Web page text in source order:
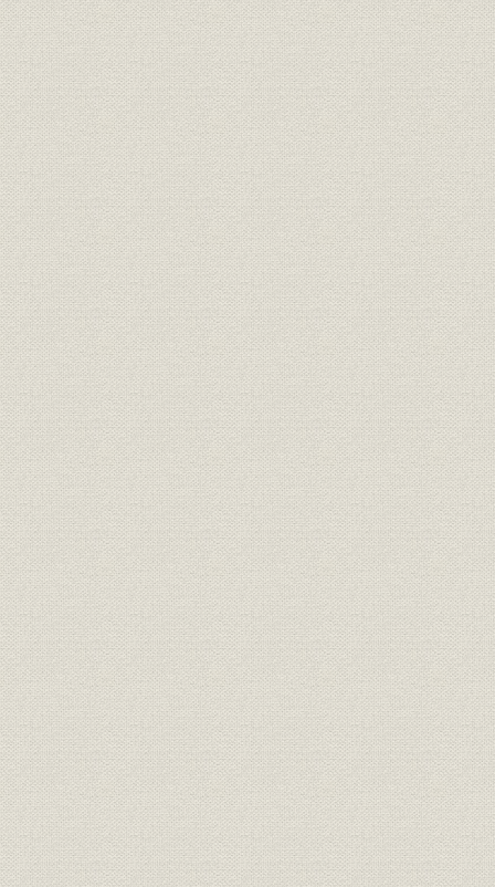
張所を設け、往来する人々の目
を引いた。
靴;風俗
ワーグマン描く、西南戦争に向
かう官軍の警ら隊。主として関
東以北の旧士族が多く応募した
が、心なしか軍靴の足音も堂々
と聞こえたとぃう。
商標
「桜組」の商標。サクラの花と
葉に英文をあしらい、なかなか
斬新なデザインである。
[明治17年
経営
東京府統計表による明治前期に
おける製靴工場の概要(明治
9~14年)
明治9年
(1881年)
経営者
弾 直樹 旧幕以来の伝統を活かし
つつ、製革・製靴事業に洋式手
法を取り入れることに意欲的だ
った。
[明治2年
資料
革職教師チアレス・ヘンニンゲ
ルの雇い入れ文書。
[明治4年
事業所
「弾北岡組」の運営は実際上
は、製靴場と製革場とに分かれ
ていたらしい。浅草・亀岡町の
靴製造所は、主として弾直樹の
手で、また千住に近い地方町橋
場の革製造所は、三井組の北岡
文兵衛の手で運営されていたも
のとみられている。
[明治5年
商品;風俗
明治期の靴のいろいろ(平出鏗二
郎著『東京風俗史』より)
[明治期中
風俗
明治初期の官営鉄道の蒸気機関
車。鉄道員の制服も文明開化の
においがする。
明治初期
業界
札幌の老舗「イワイ靴店」は、
もともと伊勢勝造靴場で製靴業
を学んだ初代・岩井信六が、明
治11年北海道に渡って始めたも
の。北海道物産共進会で何度か
入選している(イワイ靴店提供)
[明治10年